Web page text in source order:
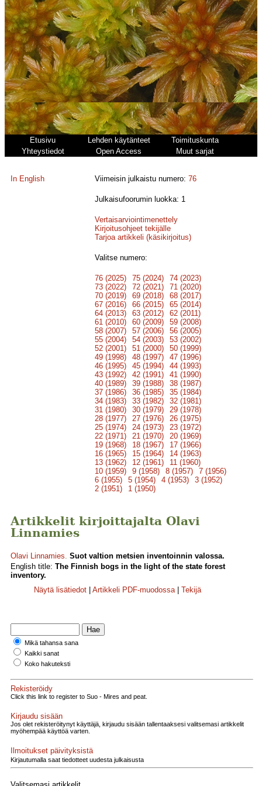
Etusivu Lehden käytänteet
Toimituskunta
Yhteystiedot
Open Access Muut sarjat
In English Viimeisin julkaistu numero:76
Julkaisufoorumin luokka: 1
Vertaisarviointimenettely
Kirjoitusohjeet tekijälle
Tarjoa artikkeli (käsikirjoitus)
Valitse numero:
76 (2025) 75 (2024)
74 (2023)
73 (2022)
72 (2021)
71 (2020)
70 (2019)
69 (2018)
68 (2017)
67 (2016)
66 (2015)
65 (2014)
64 (2013)
63 (2012)
62 (2011)
61 (2010)
60 (2009)
59 (2008)
58 (2007)
57 (2006)
56 (2005)
55 (2004)
54 (2003)
53 (2002)
52 (2001)
51 (2000)
50 (1999)
49 (1998)
48 (1997)
47 (1996)
46 (1995)
45 (1994)
44 (1993)
43 (1992)
42 (1991)
41 (1990)
40 (1989)
39 (1988)
38 (1987)
37 (1986)
36 (1985)
35 (1984)
34 (1983)
33 (1982)
32 (1981)
31 (1980)
30 (1979)
29 (1978)
28 (1977)
27 (1976)
26 (1975)
25 (1974)
24 (1973)
23 (1972)
22 (1971)
21 (1970)
20 (1969)
19 (1968)
18 (1967)
17 (1966)
16 (1965)
15 (1964)
14 (1963)
13 (1962)
12 (1961)
11 (1960)
10 (1959)
9 (1958) 8 (1957)
7 (1956)
6 (1955)
5 (1954) 4 (1953)
3 (1952)
2 (1951)
1 (1950)
Artikkelit kirjoittajalta Olavi
Linnamies
Olavi Linnamies. Suot valtion metsien inventoinnin valossa.
English title: The Finnish bogs in the light of the state forest
inventory.
Näytä lisätiedot
Artikkeli PDF-muodossa| Tekijä
Mikä tahansa sana
Kaikki sanat
Koko hakuteksti
Rekisteröidy
Click this link to register to Suo - Mires and peat.
Kirjaudu sisään
Jos olet rekisteröitynyt käyttäjä, kirjaudu sisään tallentaaksesi valitsemasi artikkelit
myöhempää käyttöä varten.
Ilmoitukset päivityksistä
Kirjautumalla saat tiedotteet uudesta julkaisusta